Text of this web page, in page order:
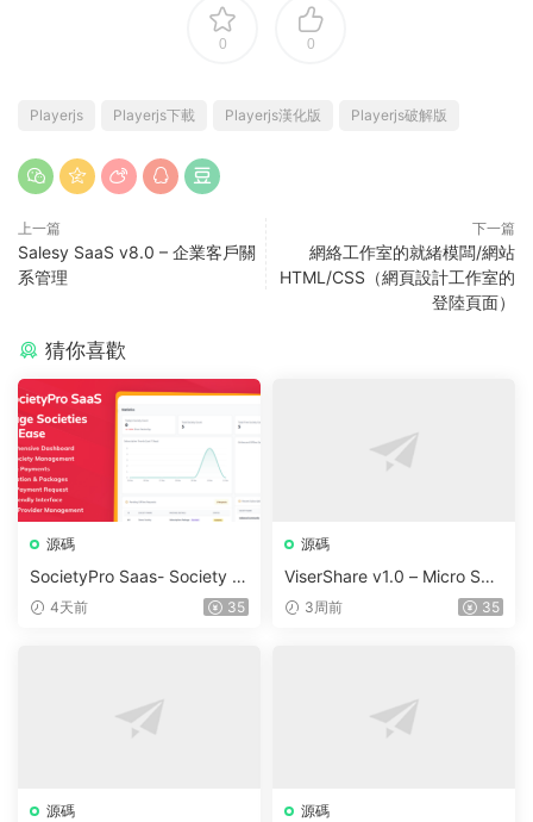
0 0
Playerjs Playerjs下載 Playerjs漢化版 Playerjs破解版
上一篇
Salesy SaaS v8.0 – 企業客戶關
系管理
下一篇
網絡工作室的就緒模闆/網站
HTML/CSS（網頁設計工作室的
登陸頁面）
猜你喜歡
源碼
SocietyPro Saas- Society M
anagement Software v1.0.7
4天前 35
源碼
ViserShare v1.0 – Micro Sha
re Trading And Prediction Pl
3周前 35
源碼 源碼